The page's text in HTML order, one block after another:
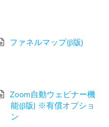
ファネルマップ(β版)
Zoom自動ウェビナー機
能(β版) ※有償オプショ
ン